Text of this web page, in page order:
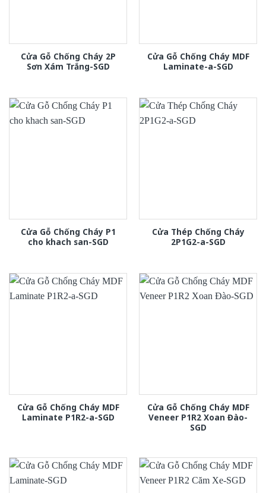
Cửa Gỗ Chống Cháy 2P
Sơn Xám Trắng-SGD
Cửa Gỗ Chống Cháy MDF
Laminate-a-SGD
Cửa Gỗ Chống Cháy P1
cho khach san-SGD
Cửa Thép Chống Cháy
2P1G2-a-SGD
Cửa Gỗ Chống Cháy MDF
Laminate P1R2-a-SGD
Cửa Gỗ Chống Cháy MDF
Veneer P1R2 Xoan Đào-
SGD